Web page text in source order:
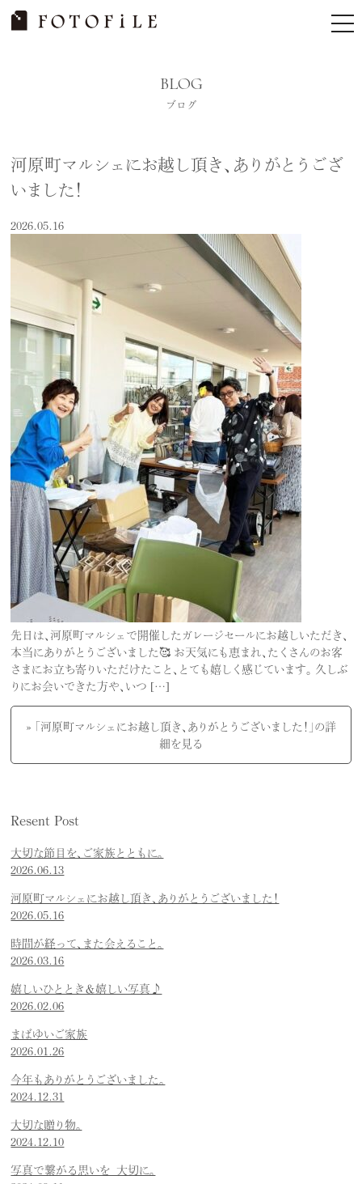
Skip
BLOG
ブログ
河原町マルシェにお越し頂き、ありがとうござ
いました！
2026.05.16
先日は、河原町マルシェで開催したガレージセールにお越しいただき、
本当にありがとうございました🥰 お天気にも恵まれ、たくさんのお客
さまにお立ち寄りいただけたこと、とても嬉しく感じています。 久しぶ
りにお会いできた方や、いつ […]
» 「河原町マルシェにお越し頂き、ありがとうございました！」の詳
細を見る
Resent Post
大切な節目を、ご家族とともに。
2026.06.13
河原町マルシェにお越し頂き、ありがとうございました！
2026.05.16
時間が経って、また会えること。
2026.03.16
嬉しいひととき＆嬉しい写真♪
2026.02.06
まばゆいご家族
2026.01.26
今年もありがとうございました。
2024.12.31
大切な贈り物。
2024.12.10
写真で繋がる思いを 大切に。